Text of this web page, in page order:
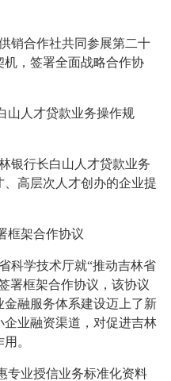
合作社共同参展第二十
机，签署全面战略合作协
人才贷款业务操作规
行长白山人才贷款业务
高层次人才创办的企业提
架合作协议
学技术厅就“推动吉林省
署框架合作协议，该协议
融服务体系建设迈上了新
业融资渠道，对促进吉林
。
业授信业务标准化资料